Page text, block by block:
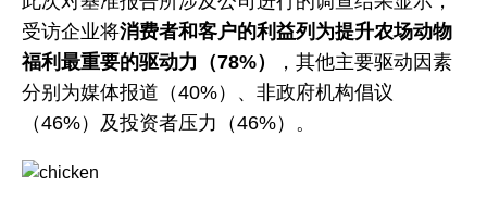
受访企业将消费者和客户的利益列为提升农场动物
福利最重要的驱动力（78%）
，其他主要驱动因素
分别为媒体报道（40%）、非政府机构倡议
（46%）及投资者压力（46%）。